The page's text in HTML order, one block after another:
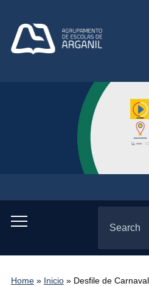
Toggle
menu
for:
Home» Inicio» Desfile de